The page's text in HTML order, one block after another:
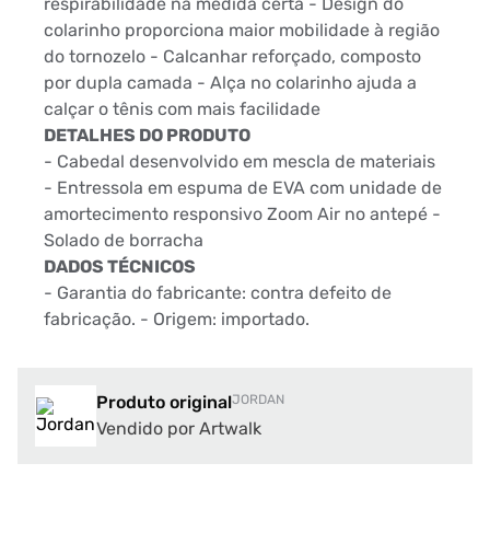
colarinho proporciona maior mobilidade à região
do tornozelo - Calcanhar reforçado, composto
por dupla camada - Alça no colarinho ajuda a
calçar o tênis com mais facilidade
DETALHES DO PRODUTO
- Cabedal desenvolvido em mescla de materiais
- Entressola em espuma de EVA com unidade de
amortecimento responsivo Zoom Air no antepé -
Solado de borracha
DADOS TÉCNICOS
- Garantia do fabricante: contra defeito de
fabricação. - Origem: importado.
Produto originalJORDAN
Vendido por Artwalk